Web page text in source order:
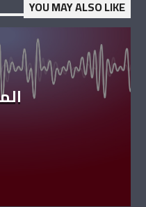
YOU MAY ALSO LIKE